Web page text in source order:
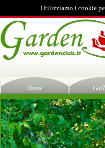
Utilizziamo i cookie
Home